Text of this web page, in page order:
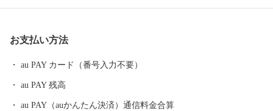
お願いします。
お支払い方法
au PAY カード（番号入力不要）
au PAY 残高
au PAY（auかんたん決済）通信料金合算